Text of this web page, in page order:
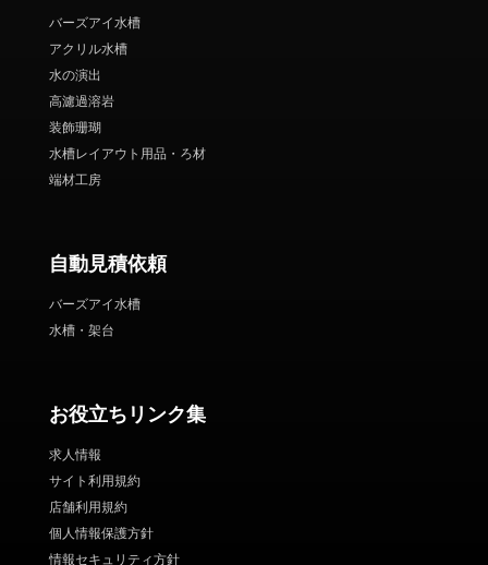
バーズアイ水槽
アクリル水槽
水の演出
高濾過溶岩
装飾珊瑚
水槽レイアウト用品・ろ材
端材工房
自動見積依頼
バーズアイ水槽
水槽・架台
お役立ちリンク集
求人情報
サイト利用規約
店舗利用規約
個人情報保護方針
情報セキュリティ方針